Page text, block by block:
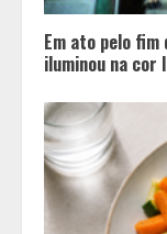
Em ato pelo
iluminou na cor